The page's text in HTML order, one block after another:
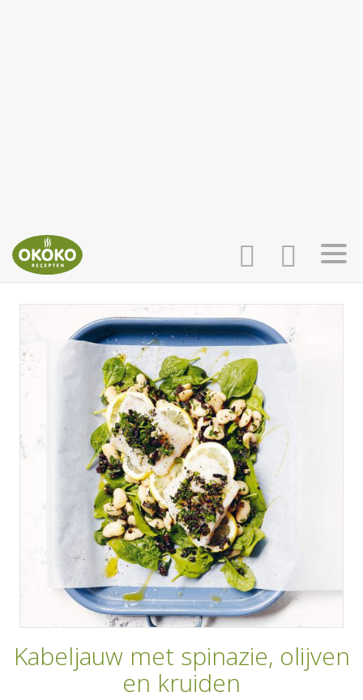
INLOGGEN
AANMELDEN
HOME
RECEPTEN
WEEKMENU'S
KOOKBOEKEN
Kabeljauw met spinazie, olijven
en kruiden